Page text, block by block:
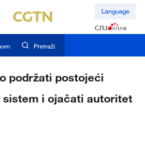
Language
Pretraži
podržati postojeći
sistem i ojačati autoritet